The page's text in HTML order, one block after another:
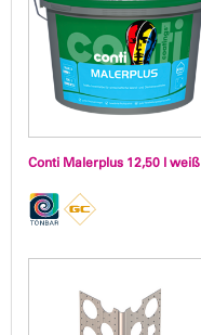
Conti Malerplus 12,50 l weiß